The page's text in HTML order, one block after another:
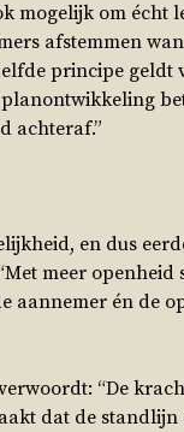
om écht
afstemmen
principe geldt
achteraf.”
en dus
meer
aannemer én de
“De
dat de